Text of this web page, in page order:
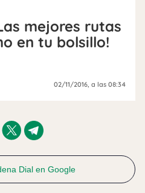
mejores rutas
en tu bolsillo!
02/11/2016, a las 08:34
Dial en Google